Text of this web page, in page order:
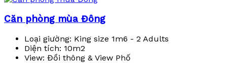
Căn phòng mùa Đông
Loại giường: King size 1m6 - 2 Adults
Diện tích: 10m2
View: Đồi thông & View Phố